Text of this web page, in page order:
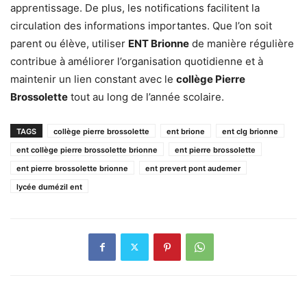
apprentissage. De plus, les notifications facilitent la
circulation des informations importantes. Que l’on soit
parent ou élève, utiliser ENT Brionne de manière régulière
contribue à améliorer l’organisation quotidienne et à
maintenir un lien constant avec le collège Pierre
Brossolette tout au long de l’année scolaire.
TAGS collège pierre brossolette ent brione
ent clg brionne
ent collège pierre brossolette brionne
ent pierre brossolette
ent pierre brossolette brionne
ent prevert pont audemer
lycée dumézil ent